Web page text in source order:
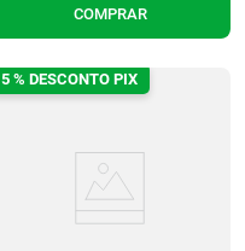
COMPRAR
5 % DESCONTO PIX